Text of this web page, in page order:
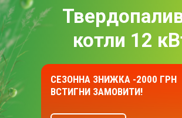
котли 12
СЕЗОННА ЗНИЖКА -2000 ГРН
ВСТИГНИ ЗАМОВИТИ!